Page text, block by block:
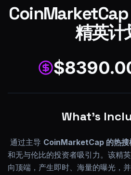
精英计
$
What's
通过主导 CoinMarketCap 的热搜
和无与伦比的投资者吸引力。该精
向顶端，产生即时、海量的曝光，